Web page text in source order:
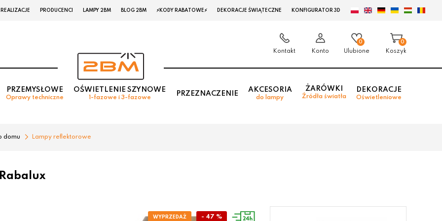
REALIZACJE PRODUCENCI LAMPY 2BM BLOG 2BM ⚡KODY RABATOWE⚡ DEKORACJE ŚWIĄTECZNE KONFIGURATOR 3D
Kontakt Konto
0
Ulubione
0
Koszyk
PRZEMYSŁOWE
Oprawy techniczne
OŚWIETLENIE SZYNOWE
1-fazowe i 3-fazowe
PRZEZNACZENIE
AKCESORIA
do lampy
ŻARÓWKI
Źródła światła
DEKORACJE
Oświetleniowe
domu Lampy reflektorowe
- 47 %